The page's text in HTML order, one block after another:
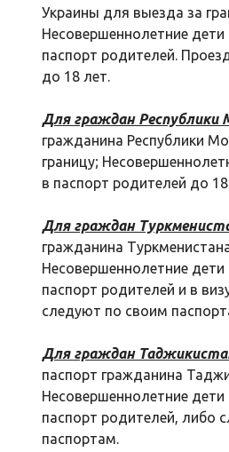
Украины для выезда за
Несовершеннолетние
паспорт родителей.
до 18 лет.
Для граждан Республики
гражданина Республики
границу;
в паспорт родителей до 18
Для граждан
гражданина
Несовершеннолетние
паспорт родителей и в
следуют по своим
Для граждан
паспорт гражданина
Несовершеннолетние
паспорт родителей, либо
паспортам.